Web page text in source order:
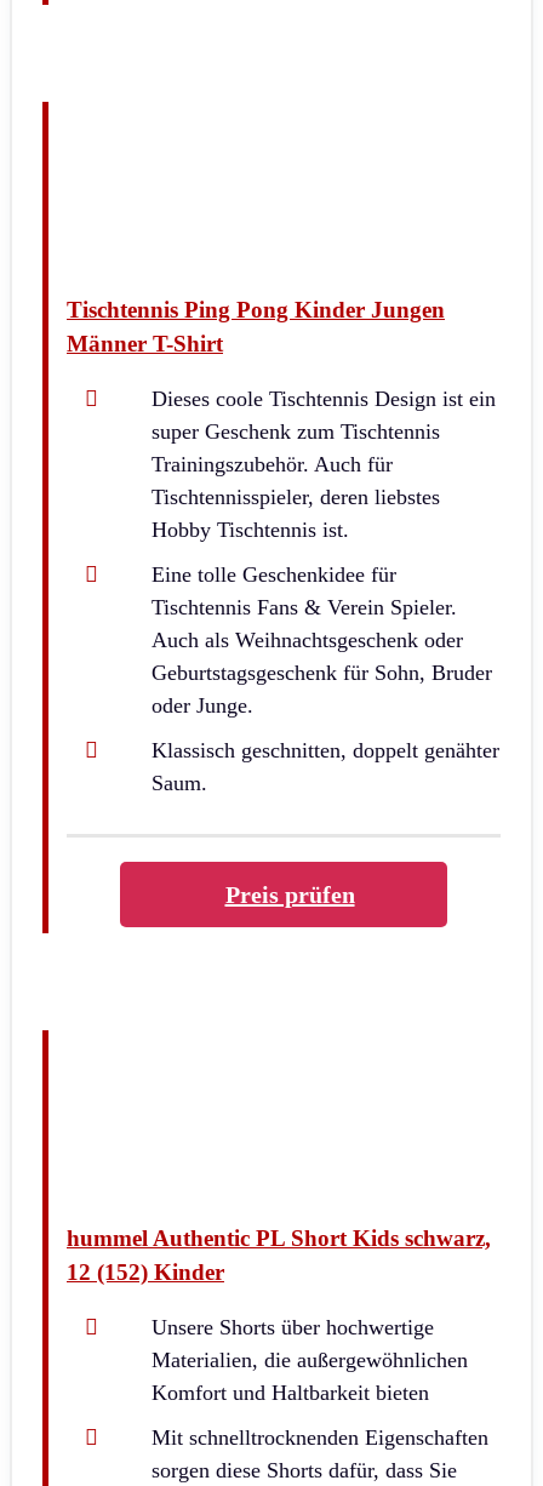
Tischtennis Ping Pong Kinder Jungen
Männer T-Shirt
Dieses coole Tischtennis Design ist ein
super Geschenk zum Tischtennis
Trainingszubehör. Auch für
Tischtennisspieler, deren liebstes
Hobby Tischtennis ist.
Eine tolle Geschenkidee für
Tischtennis Fans & Verein Spieler.
Auch als Weihnachtsgeschenk oder
Geburtstagsgeschenk für Sohn, Bruder
oder Junge.
Klassisch geschnitten, doppelt genähter
Saum.
Preis prüfen
hummel Authentic PL Short Kids schwarz,
12 (152) Kinder
Unsere Shorts über hochwertige
Materialien, die außergewöhnlichen
Komfort und Haltbarkeit bieten
Mit schnelltrocknenden Eigenschaften
sorgen diese Shorts dafür, dass Sie